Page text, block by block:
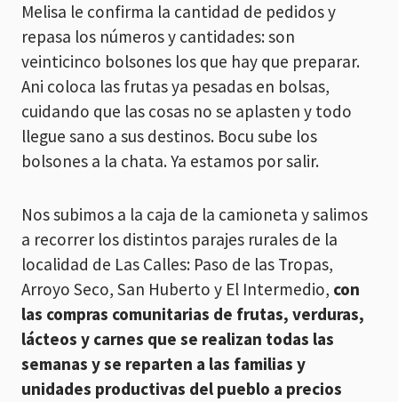
Melisa le confirma la cantidad de pedidos y
repasa los números y cantidades: son
veinticinco bolsones los que hay que preparar.
Ani coloca las frutas ya pesadas en bolsas,
cuidando que las cosas no se aplasten y todo
llegue sano a sus destinos. Bocu sube los
bolsones a la chata. Ya estamos por salir.
Nos subimos a la caja de la camioneta y salimos
a recorrer los distintos parajes rurales de la
localidad de Las Calles: Paso de las Tropas,
Arroyo Seco, San Huberto y El Intermedio, con
las compras comunitarias de frutas, verduras,
lácteos y carnes que se realizan todas las
semanas y se reparten a las familias y
unidades productivas del pueblo a precios